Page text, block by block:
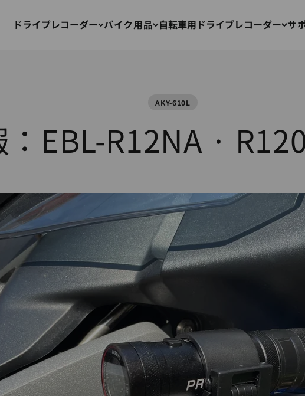
ドライブレコーダー バイク用品 自転車用ドライブレコーダー サ
AKY-610L
EBL-R12NA ·